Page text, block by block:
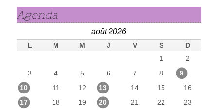
Agenda
août 2026
L M M J V S
D
1
2
3
4 5 6 7 8
9
10
11 12 13 14 15
16
17
18 19 20 21 22
23